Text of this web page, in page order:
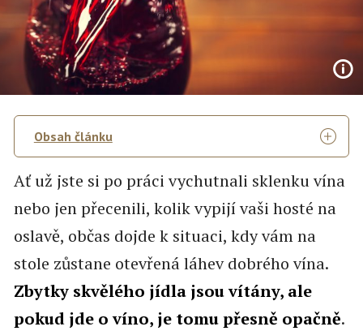
Obsah článku
Ať už jste si po práci vychutnali sklenku vína
nebo jen přecenili, kolik vypijí vaši hosté na
oslavě, občas dojde k situaci, kdy vám na
stole zůstane otevřená láhev dobrého vína.
Zbytky skvělého jídla jsou vítány, ale
pokud jde o víno, je tomu přesně opačně.